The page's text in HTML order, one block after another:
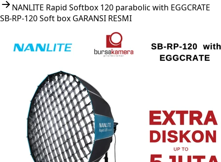
NANLITE Rapid Softbox 120 parabolic with EGGCRATE
SB-RP-120 Soft box GARANSI RESMI